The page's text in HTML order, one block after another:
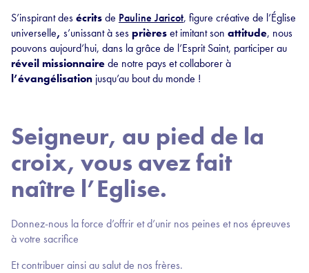
S’inspirant desécritsde Pauline Jaricot, figure créative de l’Église
universelle, s’unissant à sesprièreset imitant son attitude, nous
pouvons aujourd’hui, dans la grâce de l’Esprit Saint, participer au
réveil missionnairede notre pays et collaborer à
l’évangélisation jusqu’au bout du monde !
Seigneur, au pied de la
croix, vous avez fait
naître l’Eglise.
Donnez-nous la force d’offrir et d’unir nos peines et nos épreuves
à votre sacrifice
Et contribuer ainsi au salut de nos frères.